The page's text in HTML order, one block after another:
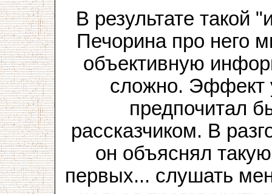
В результате такой
Печорина про него
объективную
сложно. Эффект
предпочитал
рассказчиком. В
он объяснял
первых... слушать